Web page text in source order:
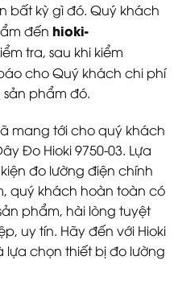
bất kỳ gì đó. Quý khách
đến hioki-
tra, sau khi kiểm
cho Quý khách chi phí
phẩm đó.
mang tới cho quý khách
Đo Hioki 9750-03. Lựa
đo lường điện chính
quý khách hoàn toàn có
phẩm, hài lòng tuyệt
uy tín. Hãy đến với Hioki
lựa chọn thiết bị đo lường